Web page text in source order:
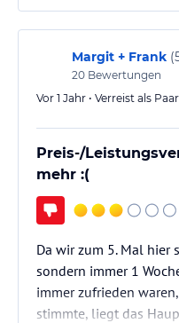
Margit + Frank (
20 Bewertungen
Vor 1 Jahr • Verreist als
Preis-/
mehr :(
Da wir zum 5. Mal hier
sondern immer 1
immer zufrieden
stimmte, liegt das